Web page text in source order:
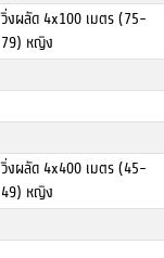
วิ่งผลัด 4x100 เมตร (75-
79) หญิง
วิ่งผลัด 4x400 เมตร (45-
49) หญิง